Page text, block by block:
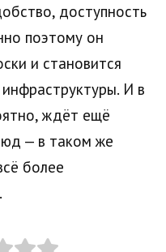
доступность
поэтому он
и становится
И в
ждёт ещё
— в таком же
более